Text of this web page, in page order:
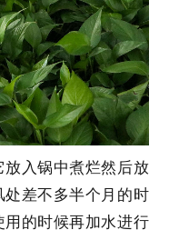
入锅中煮烂然后放
差不多半个月的时
的时候再加水进行